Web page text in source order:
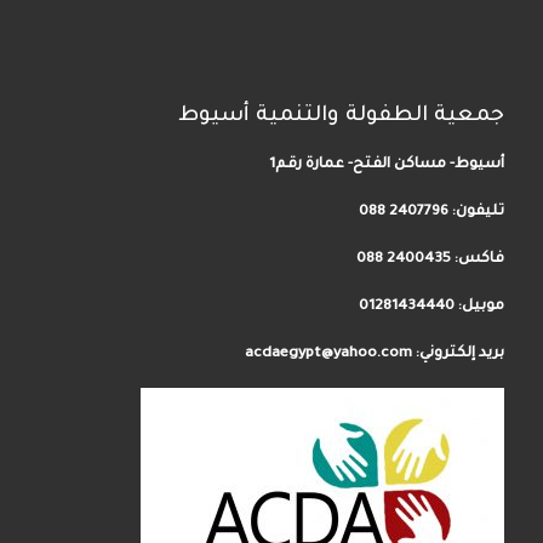
جمعية الطفولة والتنمية أسيوط
أسيوط- مساكن الفتح- عمارة رقم1
تليفون: 2407796 088
فاكس: 2400435 088
موبيل: 01281434440
بريد إلكتروني: acdaegypt@yahoo.com